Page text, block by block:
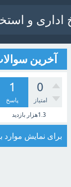
و
آخرین
0
امتیاز
1
پاسخ
1.3هزار بازدید
برای نمایش موارد